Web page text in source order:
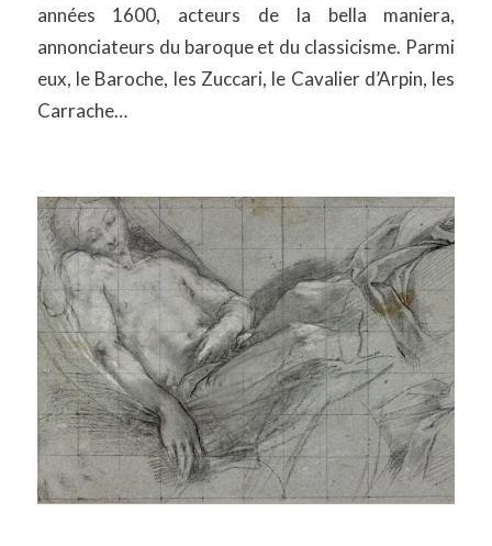
années 1600, acteurs de la bella maniera,
annonciateurs du baroque et du classicisme. Parmi
eux, le Baroche, les Zuccari, le Cavalier d’Arpin, les
Carrache…